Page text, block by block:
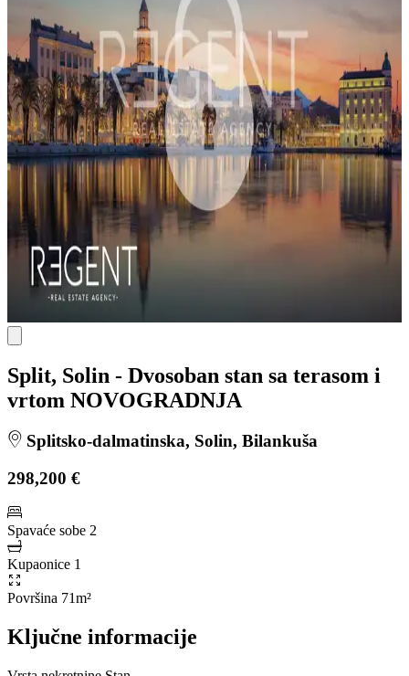
Split, Solin - Dvosoban stan sa terasom i
vrtom NOVOGRADNJA
Splitsko-dalmatinska, Solin, Bilankuša
298,200 €
Spavaće sobe 2
Kupaonice 1
Površina 71m²
Ključne informacije